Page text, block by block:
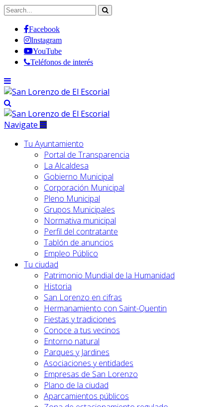
Facebook
Instagram
YouTube
Teléfonos de interés
Navigate
Tu Ayuntamiento
Portal de Transparencia
La Alcaldesa
Gobierno Municipal
Corporación Municipal
Pleno Municipal
Grupos Municipales
Normativa municipal
Perfil del contratante
Tablón de anuncios
Empleo Público
Tu ciudad
Patrimonio Mundial de la Humanidad
Historia
San Lorenzo en cifras
Hermanamiento con Saint-Quentin
Fiestas y tradiciones
Conoce a tus vecinos
Entorno natural
Parques y Jardines
Asociaciones y entidades
Empresas de San Lorenzo
Plano de la ciudad
Aparcamientos públicos